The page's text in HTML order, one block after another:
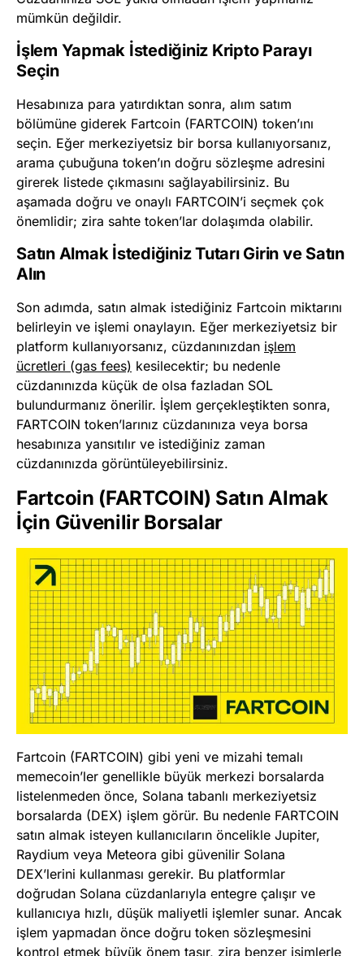
mümkün değildir.
İşlem Yapmak İstediğiniz Kripto Parayı
Seçin
Hesabınıza para yatırdıktan sonra, alım satım
bölümüne giderek Fartcoin (FARTCOIN) token’ını
seçin. Eğer merkeziyetsiz bir borsa kullanıyorsanız,
arama çubuğuna token’ın doğru sözleşme adresini
girerek listede çıkmasını sağlayabilirsiniz. Bu
aşamada doğru ve onaylı FARTCOIN’i seçmek çok
önemlidir; zira sahte token’lar dolaşımda olabilir.
Satın Almak İstediğiniz Tutarı Girin ve Satın
Alın
Son adımda, satın almak istediğiniz Fartcoin miktarını
belirleyin ve işlemi onaylayın. Eğer merkeziyetsiz bir
platform kullanıyorsanız, cüzdanınızdan işlem
ücretleri (gas fees) kesilecektir; bu nedenle
cüzdanınızda küçük de olsa fazladan SOL
bulundurmanız önerilir. İşlem gerçekleştikten sonra,
FARTCOIN token’larınız cüzdanınıza veya borsa
hesabınıza yansıtılır ve istediğiniz zaman
cüzdanınızda görüntüleyebilirsiniz.
Fartcoin (FARTCOIN) Satın Almak
İçin Güvenilir Borsalar
Fartcoin (FARTCOIN) gibi yeni ve mizahi temalı
memecoin’ler genellikle büyük merkezi borsalarda
listelenmeden önce, Solana tabanlı merkeziyetsiz
borsalarda (DEX) işlem görür. Bu nedenle FARTCOIN
satın almak isteyen kullanıcıların öncelikle Jupiter,
Raydium veya Meteora gibi güvenilir Solana
DEX’lerini kullanması gerekir. Bu platformlar
doğrudan Solana cüzdanlarıyla entegre çalışır ve
kullanıcıya hızlı, düşük maliyetli işlemler sunar. Ancak
işlem yapmadan önce doğru token sözleşmesini
kontrol etmek büyük önem taşır, zira benzer isimlerle